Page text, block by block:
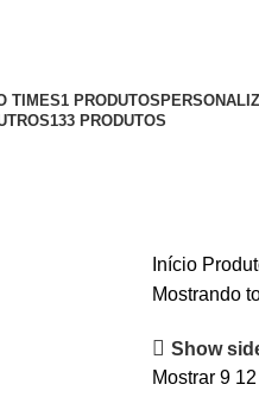
TIMES1 PRODUTOS
133 PRODUTOS
Início
Mostrando
Show
Mostrar 9 12